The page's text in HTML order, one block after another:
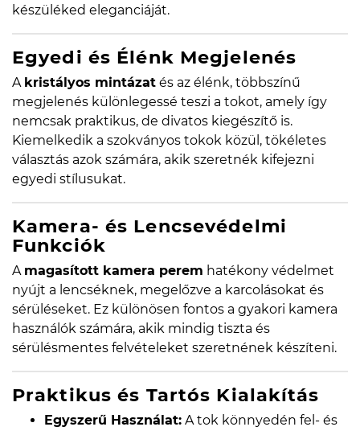
készüléked eleganciáját.
Egyedi és Élénk Megjelenés
A kristályos mintázat és az élénk, többszínű
megjelenés különlegessé teszi a tokot, amely így
nemcsak praktikus, de divatos kiegészítő is.
Kiemelkedik a szokványos tokok közül, tökéletes
választás azok számára, akik szeretnék kifejezni
egyedi stílusukat.
Kamera- és Lencsevédelmi
Funkciók
A magasított kamera perem hatékony védelmet
nyújt a lencséknek, megelőzve a karcolásokat és
sérüléseket. Ez különösen fontos a gyakori kamera
használók számára, akik mindig tiszta és
sérülésmentes felvételeket szeretnének készíteni.
Praktikus és Tartós Kialakítás
Egyszerű Használat: A tok könnyedén fel- és